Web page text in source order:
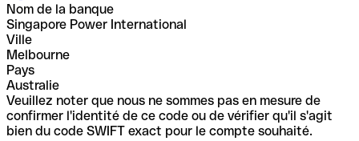
Nom de la banque
Singapore Power International
Ville
Melbourne
Pays
Australie
Veuillez noter que nous ne sommes pas en mesure de
confirmer l'identité de ce code ou de vérifier qu'il s'agit
bien du code SWIFT exact pour le compte souhaité.